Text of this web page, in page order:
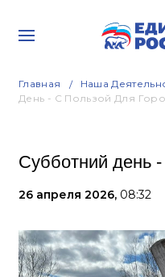
Главная Наша
День - С Пользой Для
Субботний день
26 апреля 2026, 08:32